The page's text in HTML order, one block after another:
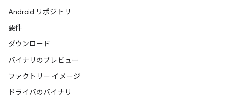
Android リポジトリ
要件
ダウンロード
バイナリのプレビュー
ファクトリー イメージ
ドライバのバイナリ